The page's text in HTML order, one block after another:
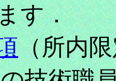
す．
（所内